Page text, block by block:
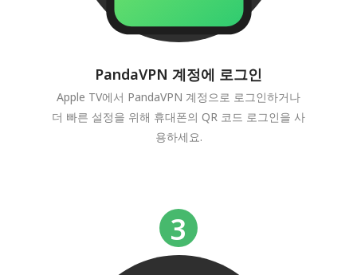
PandaVPN 계정에 로그인
Apple TV에서 PandaVPN 계정으로 로그인하거나
더 빠른 설정을 위해 휴대폰의 QR 코드 로그인을 사
용하세요.